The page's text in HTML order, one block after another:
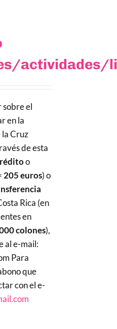
actividades/
sobre el
en la
la Cruz
de esta
o
205 euros) o
Rica (en
en
colones),
al e-mail:
Para
que
con el e-